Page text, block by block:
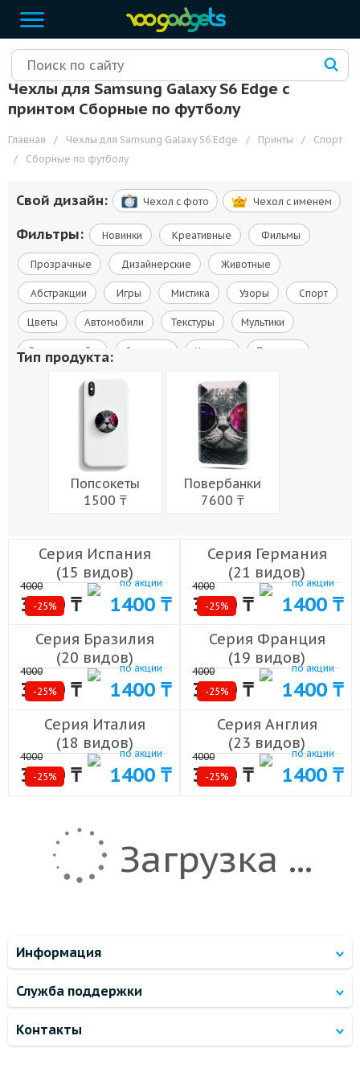
Чехлы для Samsung Galaxy S6 Edge с
принтом Сборные по футболу
Главная / Чехлы для Samsung Galaxy S6 Edge / Принты /
Спорт
/
Сборные по футболу
Свой дизайн: Чехол c фото Чехол c именем
Фильтры: Новинки Креативные Фильмы
Прозрачные Дизайнерские Животные
Абстракции Игры Мистика Узоры Спорт
Цветы Автомобили Текстуры Мультики
Флаги и гербы Сериалы Космос Природа
Мужчины
Еда Праздники
Тип продукта:
Попсокеты
1500 ₸
Повербанки
7600 ₸
Серия Испания
(15 видов)
-25%
4000
3000 ₸
по акции
1400 ₸
Серия Германия
(21 видов)
-25%
4000
3000 ₸
по акции
1400 ₸
Серия Бразилия
(20 видов)
-25%
4000
3000 ₸
по акции
1400 ₸
Серия Франция
(19 видов)
-25%
4000
3000 ₸
по акции
1400 ₸
Серия Италия
(18 видов)
-25%
4000
3000 ₸
по акции
1400 ₸
Серия Англия
(23 видов)
-25%
4000
3000 ₸
по акции
1400 ₸
Загрузка ...
Информация
Служба поддержки
Контакты